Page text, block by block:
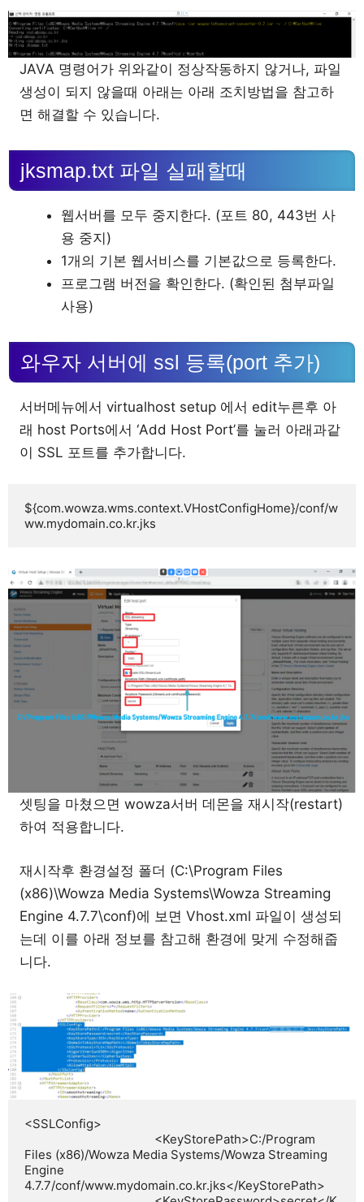
JAVA 명령어가 위와같이 정상작동하지 않거나, 파일
생성이 되지 않을때 아래는 아래 조치방법을 참고하
면 해결할 수 있습니다.
jksmap.txt 파일 실패할때
웹서버를 모두 중지한다. (포트 80, 443번 사
용 중지)
1개의 기본 웹서비스를 기본값으로 등록한다.
프로그램 버전을 확인한다. (확인된 첨부파일
사용)
와우자 서버에 ssl 등록(port 추가)
서버메뉴에서 virtualhost setup 에서 edit누른후 아
래 host Ports에서 ‘Add Host Port’를 눌러 아래과같
이 SSL 포트를 추가합니다.
${com.wowza.wms.context.VHostConfigHome}/conf/w
셋팅을 마쳤으면 wowza서버 데몬을 재시작(restart)
하여 적용합니다.
재시작후 환경설정 폴더 (C:\Program Files
(x86)\Wowza Media Systems\Wowza Streaming
Engine 4.7.7\conf)에 보면 Vhost.xml 파일이 생성되
는데 이를 아래 정보를 참고해 환경에 맞게 수정해줍
니다.
<SSLConfig>
Files (x86)/Wowza Media Systems/Wowza Streaming
Engine
4.7.7/conf/www.mydomain.co.kr.jks</KeyStorePath>